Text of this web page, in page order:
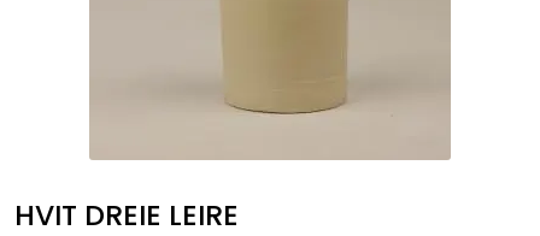
HVIT DREIE LEIRE
Dekaler